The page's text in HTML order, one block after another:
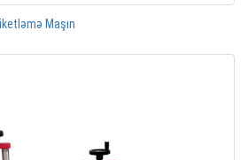
Maşın